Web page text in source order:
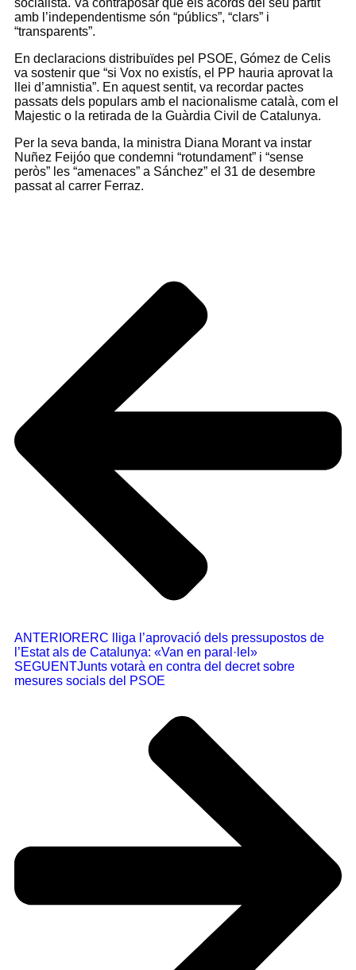
amb l’independentisme són “públics”, “clars” i
“transparents”.
En declaracions distribuïdes pel PSOE, Gómez de Celis
va sostenir que “si Vox no existís, el PP hauria aprovat la
llei d’amnistia”. En aquest sentit, va recordar pactes
passats dels populars amb el nacionalisme català, com el
Majestic o la retirada de la Guàrdia Civil de Catalunya.
Per la seva banda, la ministra Diana Morant va instar
Nuñez Feijóo que condemni “rotundament” i “sense
peròs” les “amenaces” a Sánchez” el 31 de desembre
passat al carrer Ferraz.
ANTERIORERC lliga l’aprovació dels pressupostos de
l’Estat als de Catalunya: «Van en paral·lel»
SEGUENTJunts votarà en contra del decret sobre
mesures socials del PSOE